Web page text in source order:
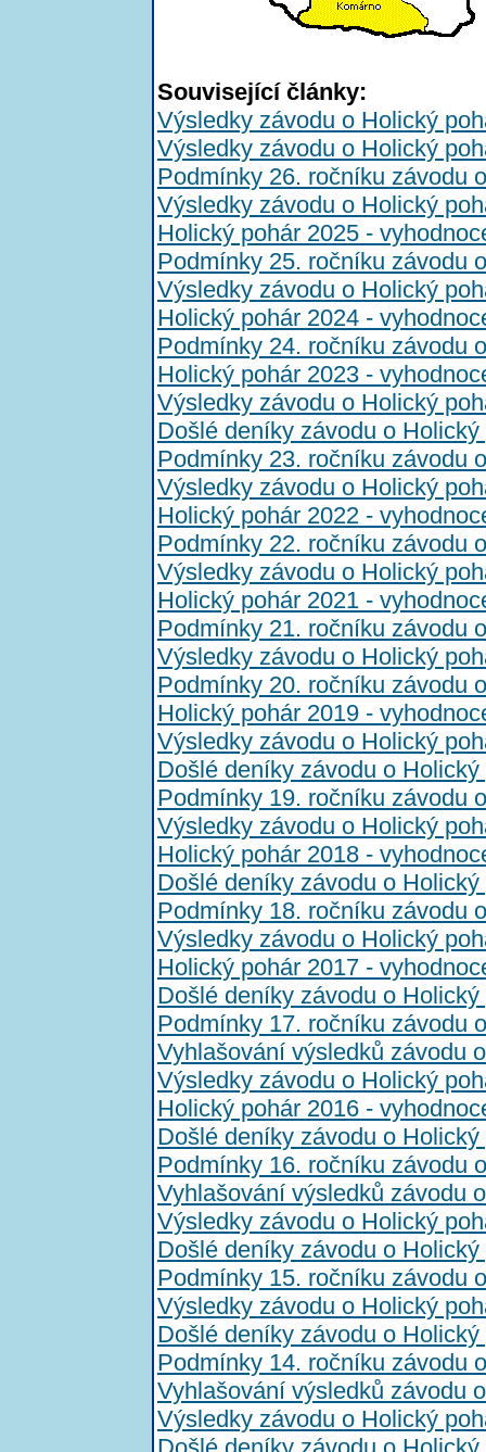
Související články:
Výsledky závodu o Holický
Výsledky závodu o Holický
Podmínky 26. ročníku závodu
Výsledky závodu o Holický
Holický pohár 2025 -
Podmínky 25. ročníku závodu
Výsledky závodu o Holický
Holický pohár 2024 -
Podmínky 24. ročníku závodu
Holický pohár 2023 -
Výsledky závodu o Holický
Došlé deníky závodu o Holický
Podmínky 23. ročníku závodu
Výsledky závodu o Holický
Holický pohár 2022 -
Podmínky 22. ročníku závodu
Výsledky závodu o Holický
Holický pohár 2021 -
Podmínky 21. ročníku závodu
Výsledky závodu o Holický
Podmínky 20. ročníku závodu
Holický pohár 2019 -
Výsledky závodu o Holický
Došlé deníky závodu o Holický
Podmínky 19. ročníku závodu
Výsledky závodu o Holický
Holický pohár 2018 -
Došlé deníky závodu o Holický
Podmínky 18. ročníku závodu
Výsledky závodu o Holický
Holický pohár 2017 -
Došlé deníky závodu o Holický
Podmínky 17. ročníku závodu
Vyhlašování výsledků závodu
Výsledky závodu o Holický
Holický pohár 2016 -
Došlé deníky závodu o Holický
Podmínky 16. ročníku závodu
Vyhlašování výsledků závodu
Výsledky závodu o Holický
Došlé deníky závodu o Holický
Podmínky 15. ročníku závodu
Výsledky závodu o Holický
Došlé deníky závodu o Holický
Podmínky 14. ročníku závodu
Vyhlašování výsledků závodu
Výsledky závodu o Holický